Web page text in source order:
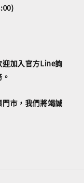
加入官方Line詢
市，我們將竭誠